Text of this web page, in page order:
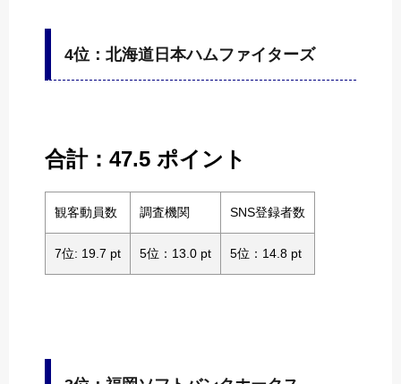
4位：北海道日本ハムファイターズ
合計：47.5 ポイント
観客動員数 調査機関 SNS登録者数
7位: 19.7 pt 5位：13.0 pt 5位：14.8 pt